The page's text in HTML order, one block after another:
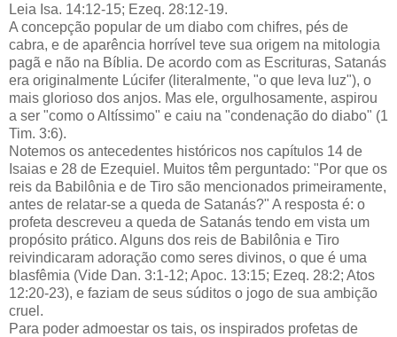
Leia Isa. 14:12-15; Ezeq. 28:12-19.
A concepção popular de um diabo com chifres, pés de
cabra, e de aparência horrível teve sua origem na mitologia
pagã e não na Bíblia. De acordo com as Escrituras, Satanás
era originalmente Lúcifer (literalmente, "o que leva luz"), o
mais glorioso dos anjos. Mas ele, orgulhosamente, aspirou
a ser "como o Altíssimo" e caiu na "condenação do diabo" (1
Tim. 3:6).
Notemos os antecedentes históricos nos capítulos 14 de
Isaias e 28 de Ezequiel. Muitos têm perguntado: "Por que os
reis da Babilônia e de Tiro são mencionados primeiramente,
antes de relatar-se a queda de Satanás?" A resposta é: o
profeta descreveu a queda de Satanás tendo em vista um
propósito prático. Alguns dos reis de Babilônia e Tiro
reivindicaram adoração como seres divinos, o que é uma
blasfêmia (Vide Dan. 3:1-12; Apoc. 13:15; Ezeq. 28:2; Atos
12:20-23), e faziam de seus súditos o jogo de sua ambição
cruel.
Para poder admoestar os tais, os inspirados profetas de